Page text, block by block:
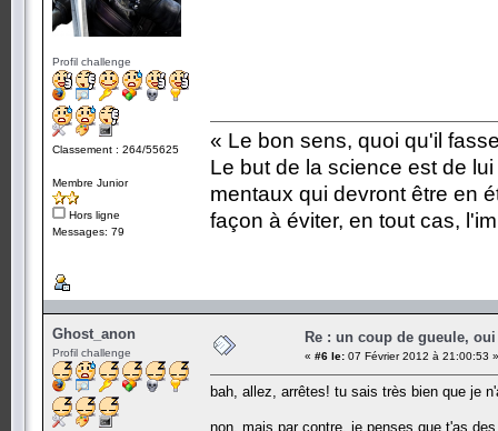
Profil challenge
Classement : 264/55625
Membre Junior
Hors ligne
Messages: 79
« Le bon sens, quoi qu'il
Le but de la science est de
mentaux qui devront être en
façon à éviter, en tout cas,
Ghost_anon
Profil challenge
Re : un coup de gueule, oui
« #6 le: 07 Février 2012 à 21:00:53 »
bah, allez, arrêtes! tu sais très bien que je
non, mais par contre, je penses que t'as